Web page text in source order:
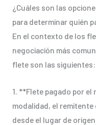
¿Cuáles son las
para determinar quién
En el contexto de los
negociación más
flete son las siguientes:
1. **Flete pagado por
modalidad, el
desde el lugar de